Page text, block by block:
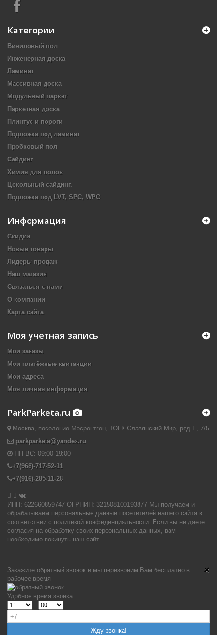
Категории
Виниловый пол
Инженерная доска
Ламинат
Массивная доска
Модульный паркет
Паркетная доска
Плинтус и пороги
Подложка под ламинат
Пробковый пол
Сайдинг
Химия для полов
Цокольный сайдинг.
Подложка под LVT, SPC, WPC
Информация
Скидки
Новые товары
Лидеры продаж
Наш магазин
Связаться с нами
О компании
Карта сайта
Моя учетная запись
Мои заказы
Мои платёжные квитанции
Мои адреса
Моя личная информация
ParkParketa.ru
Москва, поселение Мосрентген, ТОГК Славянский Мир, ряд Е, 7/5
parkparketa@yandex.ru
ПН-ВС: 09:00-19:00
+7(968)-717-52-11
+7(916)-285-11-28
 
ИНН: 622660859747 ОГРНИП: 321508100193877 Мы получаем и
обрабатываем персональные данные посетителей нашего сайта в
соответствии с политикой конфиденциальности. Если вы не даете
согласия на обработку своих персональных данных, вам
необходимо покинуть наш сайт.
×
Закажите обратный звонок и мы перезвоним Вам бесплатно в
рабочее время
Удобное время звонка
: